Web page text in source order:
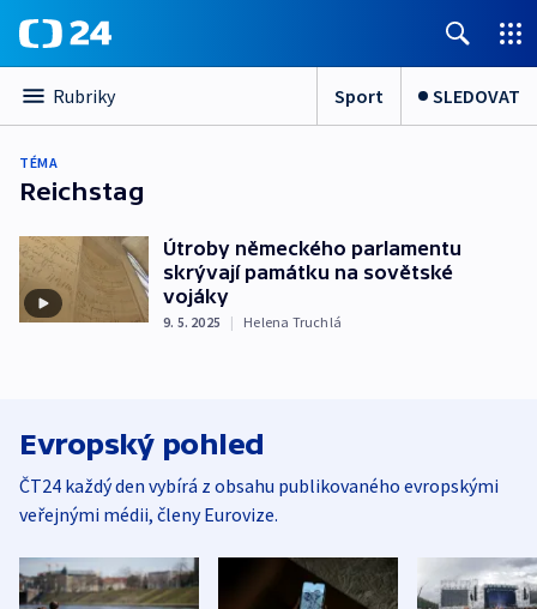
Rubriky Sport SLEDOVAT
TÉMA
Reichstag
Útroby německého parlamentu
skrývají památku na sovětské
vojáky
9. 5. 2025 | Helena Truchlá
Evropský pohled
ČT24 každý den vybírá z obsahu publikovaného evropskými
veřejnými médii, členy Eurovize.